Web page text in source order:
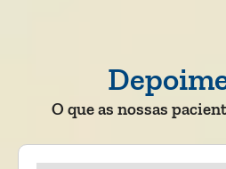
O que as nossas